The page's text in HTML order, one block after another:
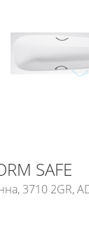
SAFE
3710 2GR,